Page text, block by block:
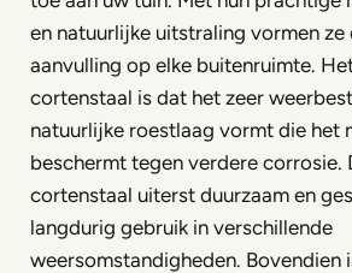
en natuurlijke uitstraling vormen
aanvulling op elke buitenruimte.
cortenstaal is dat het zeer
natuurlijke roestlaag vormt die het
beschermt tegen verdere corrosie.
cortenstaal uiterst duurzaam en
langdurig gebruik in verschillende
weersomstandigheden. Bovendien